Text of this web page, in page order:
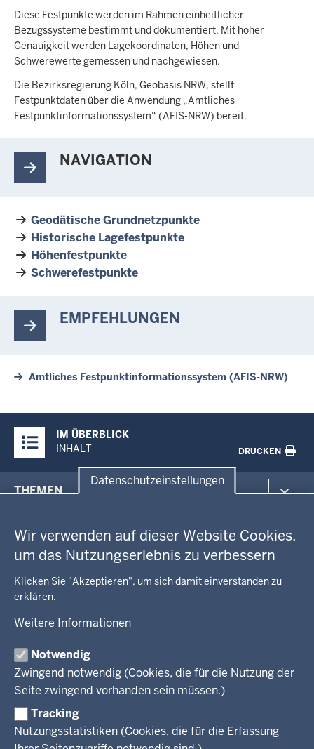
Datenschutzeinstellungen
Wir verwenden auf dieser Website Cookies,
um das Nutzungserlebnis zu verbessern
Klicken Sie "Akzeptieren", um sich damit einverstanden zu
erklären.
Weitere Informationen
Notwendig
Zwingend notwendig (Cookies, die für die Nutzung der
Seite zwingend vorhanden sein müssen.)
Tracking
Nutzungsstatistiken (Cookies, die für die Erfassung
Diese Festpunkte werden im Rahmen einheitlicher
Bezugssysteme bestimmt und dokumentiert. Mit hoher
Genauigkeit werden Lagekoordinaten, Höhen und
Schwerewerte gemessen und nachgewiesen.
Die Bezirksregierung Köln, Geobasis NRW, stellt
Festpunktdaten über die Anwendung „Amtliches
Festpunktinformationssystem“ (AFIS-NRW) bereit.
NAVIGATION
Geodätische Grundnetzpunkte
Historische Lagefestpunkte
Höhenfestpunkte
Schwerefestpunkte
EMPFEHLUNGEN
Amtliches Festpunktinformationssystem (AFIS-​NRW)
Inhalte
IM ÜBERBLICK
INHALT
DRUCKEN
in
Fußzeile
THEMEN
Gesundheit und Soziales
Kommunales, Planung, Bauen und Verkehr
Ordnung und Sicherheit
Schule und Bildung
Wirtschaft und Kultur
GEOBASIS NRW
Ausbildung und Karriere
Geodaten-Anwendungen
Neues
Produkte und Dienste
TIM-online
Webdienste
Amtsblatt
Behördenleitung
Leitbild
Personalvertretung
Regierungsbezirk
Reisekostenstelle
Veranstaltungen
Stellenangebote
Stellenangebote Schule
Praktikum
Referendariate
Bewerbung
Vormerkstelle NRW
PRESSE
Mediathek
Newsletter
Pressekontakt
Pressemitteilungen
VERFAHREN UND BEKANNTMACHUNGEN
Bekanntmachungen
Legionellen